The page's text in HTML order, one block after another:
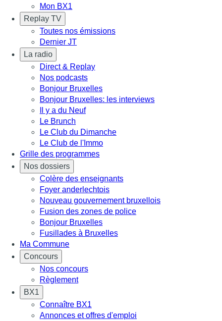
Mon BX1
Replay TV
Toutes nos émissions
Dernier JT
La radio
Direct & Replay
Nos podcasts
Bonjour Bruxelles
Bonjour Bruxelles: les interviews
Il y a du Neuf
Le Brunch
Le Club du Dimanche
Le Club de l'Immo
Grille des programmes
Nos dossiers
Colère des enseignants
Foyer anderlechtois
Nouveau gouvernement bruxellois
Fusion des zones de police
Bonjour Bruxelles
Fusillades à Bruxelles
Ma Commune
Concours
Nos concours
Règlement
BX1
Connaître BX1
Annonces et offres d'emploi